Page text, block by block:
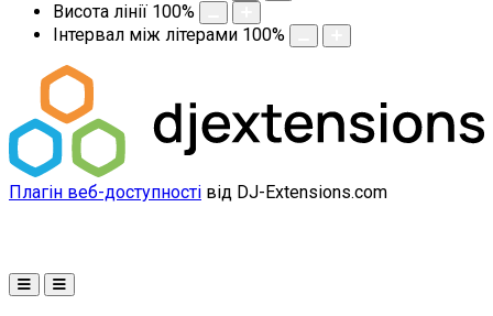
Висота лінії 100%
Інтервал між літерами 100%
Плагін веб-доступності від DJ-Extensions.com